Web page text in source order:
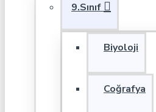
9.Sınıf
Biyoloji
Coğrafya